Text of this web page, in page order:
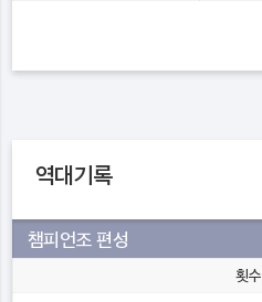
역대기록
챔피언조 편성
횟수